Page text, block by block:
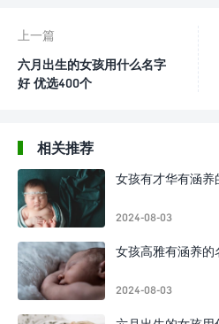
上一篇
六月出生的女孩用什么名字
好 优选400个
相关推荐
女孩有才华有涵
2024-08-03
女孩高雅有涵养
2024-08-03